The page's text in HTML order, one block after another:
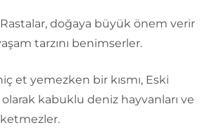
doğaya büyük önem verir
tarzını benimserler.
et yemezken bir kısmı, Eski
kabuklu deniz hayvanları ve